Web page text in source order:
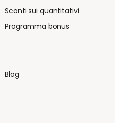
Sconti sui quantitativi
Programma bonus
Blog